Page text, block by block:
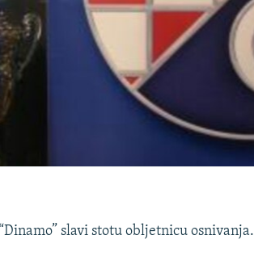
slavi stotu obljetnicu osnivanja.